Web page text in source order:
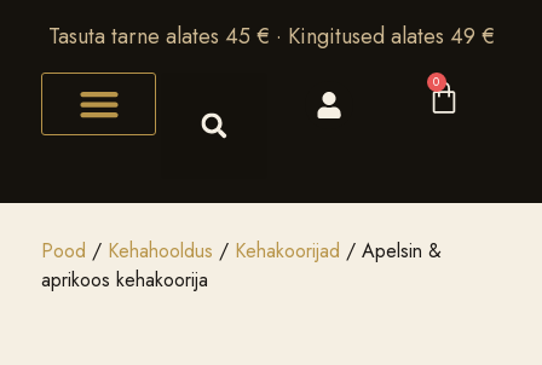
Tasuta tarne alates 45 € · Kingitused alates 49 €
0
Pood / Kehahooldus / Kehakoorijad / Apelsin &
aprikoos kehakoorija